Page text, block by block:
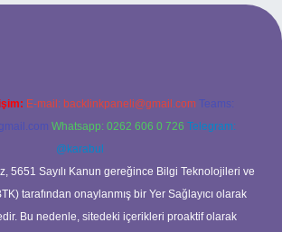
E-mail: backlinkpaneli@gmail.com Teams:
Whatsapp: 0262 606 0 726 Telegram:
@karabul
5651 Sayılı Kanun gereğince Bilgi Teknolojileri ve
tarafından onaylanmış bir Yer Sağlayıcı olarak
Bu nedenle, sitedeki içerikleri proaktif olarak